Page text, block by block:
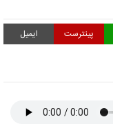
پینترست ایمیل